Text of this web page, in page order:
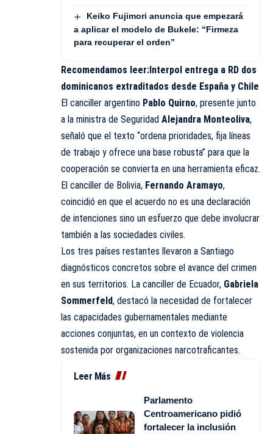
Keiko Fujimori anuncia que empezará
a aplicar el modelo de Bukele: “Firmeza
para recuperar el orden”
Recomendamos leer:Interpol entrega a RD dos
dominicanos extraditados desde España y Chile
El canciller argentino Pablo Quirno, presente junto
a la ministra de Seguridad Alejandra Monteoliva,
señaló que el texto “ordena prioridades, fija líneas
de trabajo y ofrece una base robusta” para que la
cooperación se convierta en una herramienta eficaz.
El canciller de Bolivia, Fernando Aramayo,
coincidió en que el acuerdo no es una declaración
de intenciones sino un esfuerzo que debe involucrar
también a las sociedades civiles.
Los tres países restantes llevaron a Santiago
diagnósticos concretos sobre el avance del crimen
en sus territorios. La canciller de Ecuador, Gabriela
Sommerfeld, destacó la necesidad de fortalecer
las capacidades gubernamentales mediante
acciones conjuntas, en un contexto de violencia
sostenida por organizaciones narcotraficantes.
Leer Más
Parlamento
Centroamericano pidió
fortalecer la inclusión